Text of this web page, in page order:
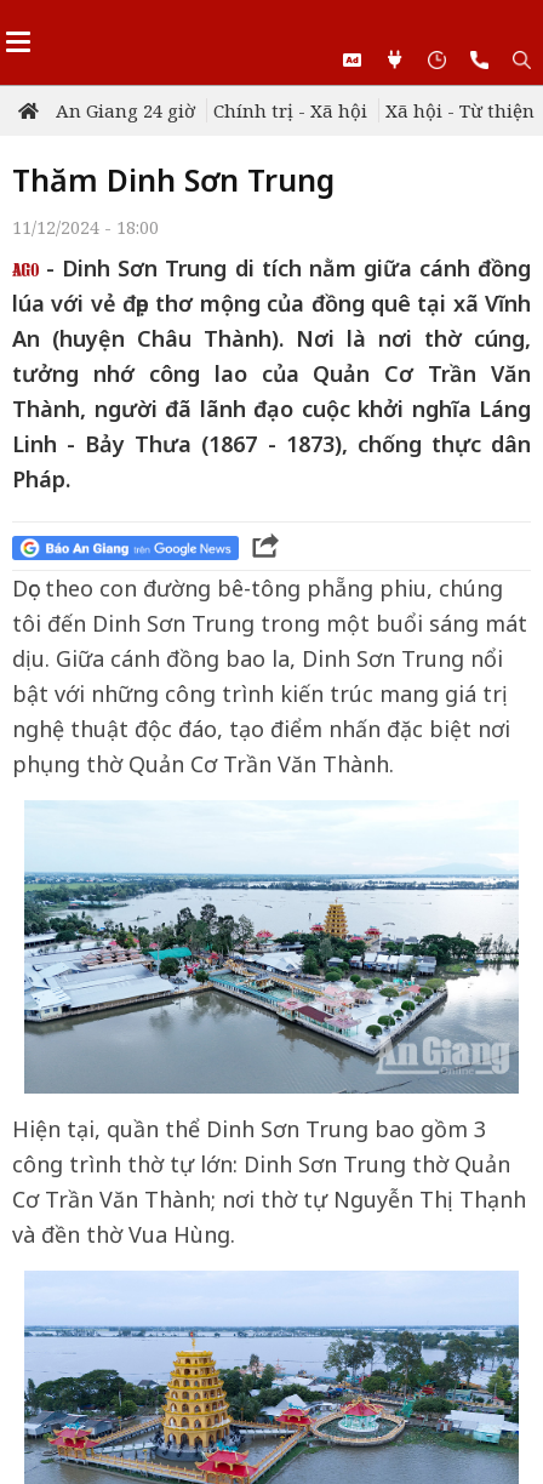
An Giang 24 giờ Chính trị - Xã hội Xã hội - Từ thiện
Thăm Dinh Sơn Trung
11/12/2024 - 18:00
- Dinh Sơn Trung di tích nằm giữa cánh đồng
lúa với vẻ đẹp thơ mộng của đồng quê tại xã Vĩnh
An (huyện Châu Thành). Nơi là nơi thờ cúng,
tưởng nhớ công lao của Quản Cơ Trần Văn
Thành, người đã lãnh đạo cuộc khởi nghĩa Láng
Linh - Bảy Thưa (1867 - 1873), chống thực dân
Pháp.
Dọc theo con đường bê-tông phẵng phiu, chúng
tôi đến Dinh Sơn Trung trong một buổi sáng mát
dịu. Giữa cánh đồng bao la, Dinh Sơn Trung nổi
bật với những công trình kiến trúc mang giá trị
nghệ thuật độc đáo, tạo điểm nhấn đặc biệt nơi
phụng thờ Quản Cơ Trần Văn Thành.
Hiện tại, quần thể Dinh Sơn Trung bao gồm 3
công trình thờ tự lớn: Dinh Sơn Trung thờ Quản
Cơ Trần Văn Thành; nơi thờ tự Nguyễn Thị Thạnh
và đền thờ Vua Hùng.